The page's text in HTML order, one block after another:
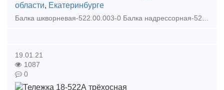
области, Екатеринбурге
19.01.21
1087
0